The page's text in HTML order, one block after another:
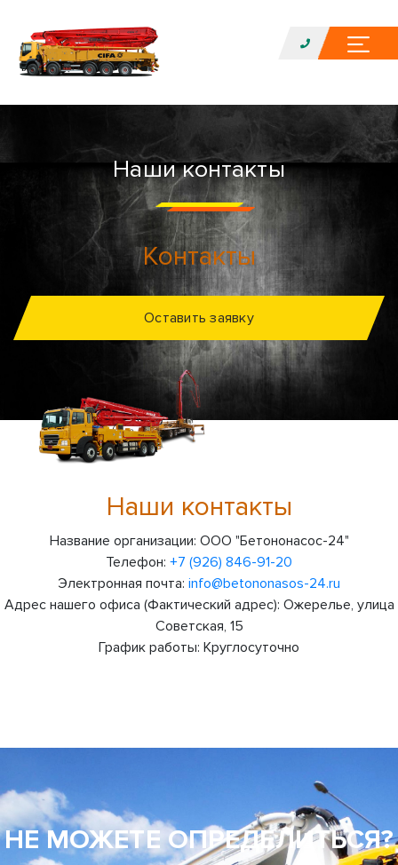
Наши контакты
Контакты
Оставить заявку
Наши контакты
Название организации: ООО "Бетононасос-24"
Телефон: +7 (926) 846-91-20
Электронная почта: info@betononasos-24.ru
Адрес нашего офиса (Фактический адрес): Ожерелье, улица
Советская, 15
График работы: Круглосуточно
НЕ МОЖЕТЕ ОПРЕДЕЛИТЬСЯ?